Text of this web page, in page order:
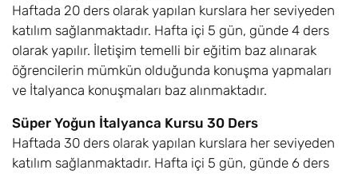
Haftada 20 ders olarak yapılan kurslara her seviyeden
katılım sağlanmaktadır. Hafta içi 5 gün, günde 4 ders
olarak yapılır. İletişim temelli bir eğitim baz alınarak
öğrencilerin mümkün olduğunda konuşma yapmaları
ve İtalyanca konuşmaları baz alınmaktadır.
Süper Yoğun İtalyanca Kursu 30 Ders
Haftada 30 ders olarak yapılan kurslara her seviyeden
katılım sağlanmaktadır. Hafta içi 5 gün, günde 6 ders